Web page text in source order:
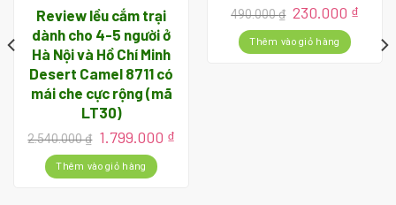
Review lều cắm trại
dành cho 4-5 người ở
Hà Nội và Hồ Chí Minh
Desert Camel 8711 có
mái che cực rộng (mã
LT30)
2.540.000₫ Giá
gốc
là:
2.540.000 ₫.
1.799.000 ₫Giá
Thêm vào giỏ hàng
490.000₫ Giá
gốc
là:
490.000 ₫.
230.000 ₫Giá
Thêm vào giỏ hàng
₫.